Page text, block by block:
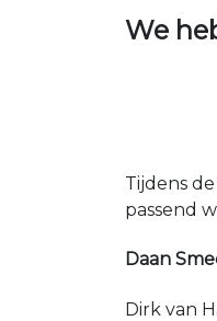
We
Tijdens
passend
Daan
Dirk van